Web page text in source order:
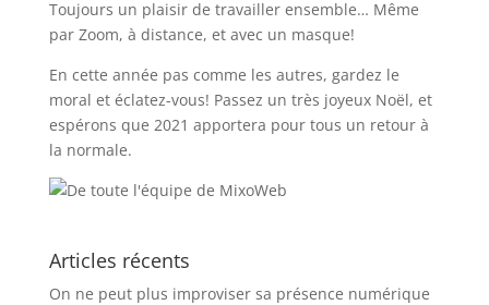
Toujours un plaisir de travailler ensemble… Même
par Zoom, à distance, et avec un masque!
En cette année pas comme les autres, gardez le
moral et éclatez-vous! Passez un très joyeux Noël, et
espérons que 2021 apportera pour tous un retour à
la normale.
Articles récents
On ne peut plus improviser sa présence numérique